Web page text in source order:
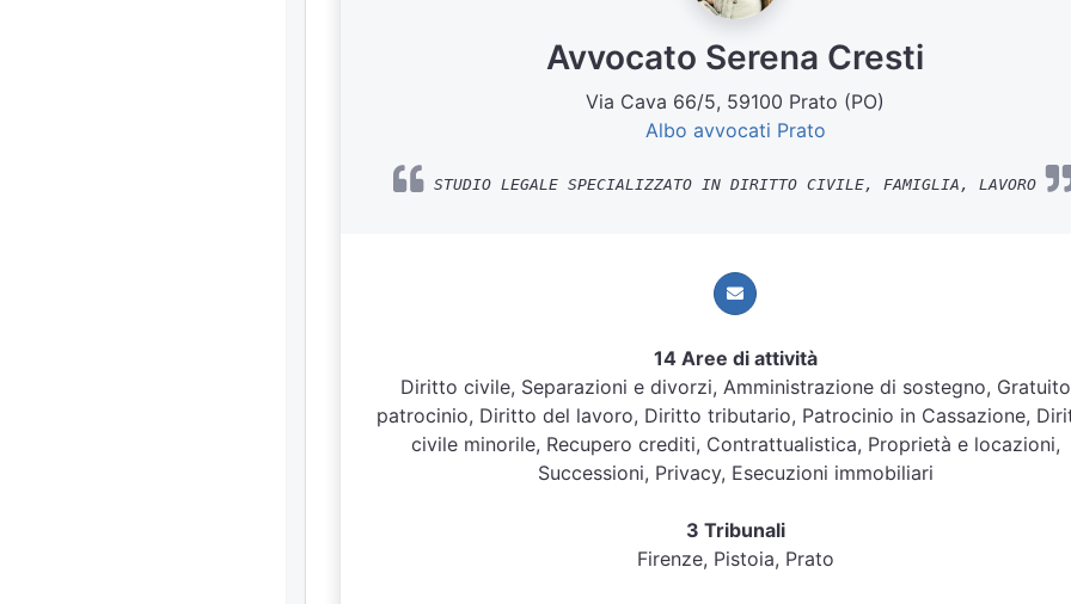
Avvocato Serena Cresti
Via Cava 66/5, 59100 Prato (PO)
Albo avvocati Prato
STUDIO LEGALE SPECIALIZZATO IN DIRITTO CIVILE, FAMIGLIA, LAVORO
14 Aree di attività
Diritto civile, Separazioni e divorzi, Amministrazione di sostegno, Gratuito
patrocinio, Diritto del lavoro, Diritto tributario, Patrocinio in Cassazione,
civile minorile, Recupero crediti, Contrattualistica, Proprietà e locazioni,
Successioni, Privacy, Esecuzioni immobiliari
3 Tribunali
Firenze, Pistoia, Prato